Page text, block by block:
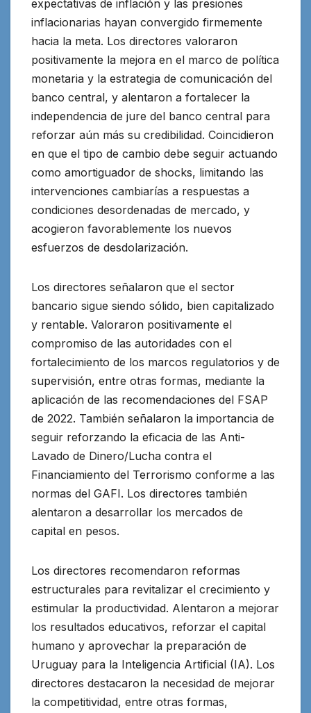
expectativas de inflación y las presiones
inflacionarias hayan convergido firmemente
hacia la meta. Los directores valoraron
positivamente la mejora en el marco de política
monetaria y la estrategia de comunicación del
banco central, y alentaron a fortalecer la
independencia de jure del banco central para
reforzar aún más su credibilidad. Coincidieron
en que el tipo de cambio debe seguir actuando
como amortiguador de shocks, limitando las
intervenciones cambiarías a respuestas a
condiciones desordenadas de mercado, y
acogieron favorablemente los nuevos
esfuerzos de desdolarización.
Los directores señalaron que el sector
bancario sigue siendo sólido, bien capitalizado
y rentable. Valoraron positivamente el
compromiso de las autoridades con el
fortalecimiento de los marcos regulatorios y de
supervisión, entre otras formas, mediante la
aplicación de las recomendaciones del FSAP
de 2022. También señalaron la importancia de
seguir reforzando la eficacia de las Anti-
Lavado de Dinero/Lucha contra el
Financiamiento del Terrorismo conforme a las
normas del GAFI. Los directores también
alentaron a desarrollar los mercados de
capital en pesos.
Los directores recomendaron reformas
estructurales para revitalizar el crecimiento y
estimular la productividad. Alentaron a mejorar
los resultados educativos, reforzar el capital
humano y aprovechar la preparación de
Uruguay para la Inteligencia Artificial (IA). Los
directores destacaron la necesidad de mejorar
la competitividad, entre otras formas,